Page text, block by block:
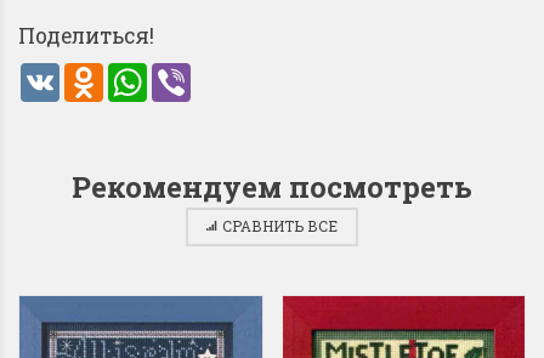
Летние Скидки
!! СКИДКА 20% ‼️ с 1 до 3 июня в
честь первого летнего дня
Анастасия Туманова
Анастасия Туманова
Поделиться!
VK Odnoklassniki
WhatsApp
Рекомендуем посмотреть
СРАВНИТЬ ВСЕ